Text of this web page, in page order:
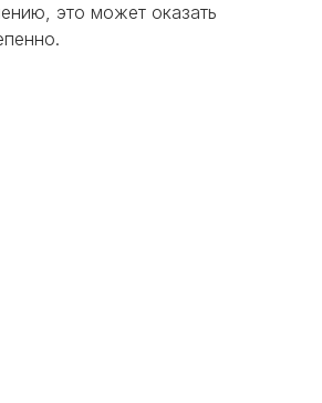
это может оказать